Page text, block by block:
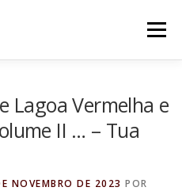
Menu
Lagoa Vermelha e
II … – Tua
NOVEMBRO DE 2023 POR